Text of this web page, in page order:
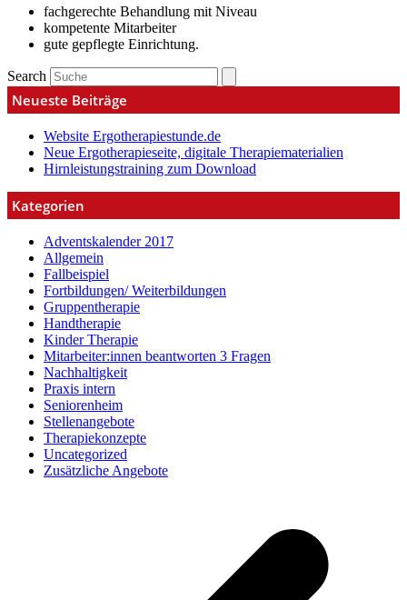
fachgerechte Behandlung mit Niveau
kompetente Mitarbeiter
gute gepflegte Einrichtung.
Search
Neueste Beiträge
Website Ergotherapiestunde.de
Neue Ergotherapieseite, digitale Therapiematerialien
Hirnleistungstraining zum Download
Kategorien
Adventskalender 2017
Allgemein
Fallbeispiel
Fortbildungen/ Weiterbildungen
Gruppentherapie
Handtherapie
Kinder Therapie
Mitarbeiter:innen beantworten 3 Fragen
Nachhaltigkeit
Praxis intern
Seniorenheim
Stellenangebote
Therapiekonzepte
Uncategorized
Zusätzliche Angebote